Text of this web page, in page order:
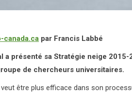
canada.ca par Francis Labbé
a présenté sa Stratégie neige
de chercheurs universitaires.
être plus efficace dans son